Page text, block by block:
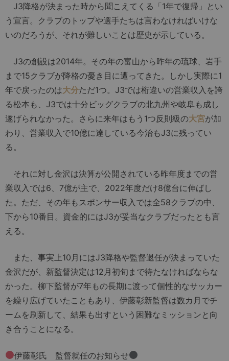
J3降格が決まった時から聞こえてくる「1年で復帰」とい
う宣言。クラブのトップや選手たちは言わなければいけな
いのだろうが、それが難しいことは歴史が示している。
J3の創設は2014年。その年の富山から昨年の琉球、岩手
まで15クラブが降格の憂き目に遭ってきた。しかし実際に1
年で戻ったのは大分ただ1つ。J3では桁違いの営業収入を誇
る松本も、J3では十分ビッグクラブの北九州や岐阜も成し
遂げられなかった。さらに来年はもう1つ反則級の大宮が加
わり、営業収入で10億に達している今治もJ3に残ってい
る。
それに対し金沢は決算が公開されている昨年度までの営
業収入では6、7億が主で、2022年度だけ8億台に伸ばし
た。ただ、その年もスポンサー収入では全58クラブの中、
下から10番目。資金的にはJ3が妥当なクラブだったとも言
える。
また、事実上10月にはJ3降格や監督退任が決まっていた
金沢だが、新監督決定は12月初旬まで待たなければならな
かった。柳下監督が7年もの長期に渡って個性的なサッカー
を繰り広げていたこともあり、伊藤彰新監督は数カ月でチ
ームを刷新して、結果も出すという困難なミッションと向
き合うことになる。
伊藤彰氏 監督就任のお知らせ